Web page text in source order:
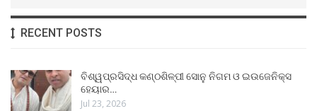
RECENT POSTS
ବିଶ୍ୱପ୍ରସିଦ୍ଧ କଣ୍ଠଶିଳ୍ପୀ ସୋନୁ ନିଗମ ଓ ଇଉଜେନିକ୍ସ
ହେୟାର…
Jul 23, 2026